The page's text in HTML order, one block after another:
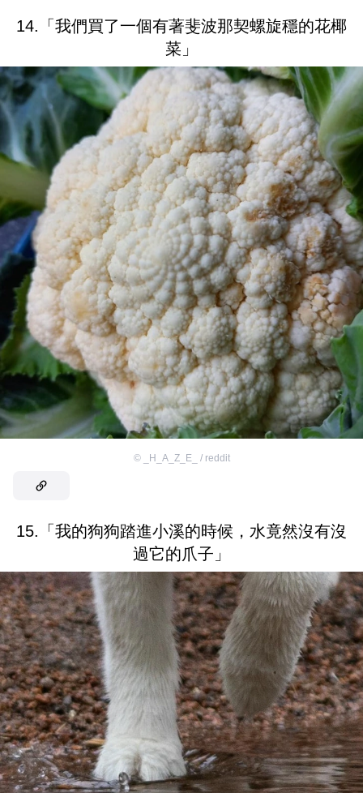
14.「我們買了一個有著斐波那契螺旋穩的花椰
菜」
© _H_A_Z_E_ / reddit
15.「我的狗狗踏進小溪的時候，水竟然沒有沒
過它的爪子」